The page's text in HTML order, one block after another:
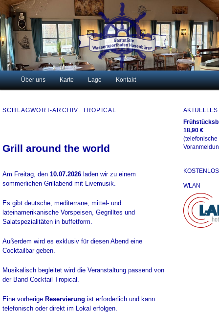
Gaststätte Wassersporthafen
Hasenbüren
Just another WordPress site
Hauptmenü
Zum
Zum
Über uns Karte Lage Kontakt
SCHLAGWORT-ARCHIV: TROPICAL
Grill around the world
Am Freitag, den 10.07.2026 laden wir zu einem
sommerlichen Grillabend mit Livemusik.
Es gibt deutsche, mediterrane, mittel- und
lateinamerikanische Vorspeisen, Gegrilltes und
Salatspezialitäten in buffetform.
Außerdem wird es exklusiv für diesen Abend eine
Cocktailbar geben.
Musikalisch begleitet wird die Veranstaltung passend von
der Band Cocktail Tropical.
Eine vorherige Reservierung ist erforderlich und kann
telefonisch oder direkt im Lokal erfolgen.
AKTUELLES
18,90 €
(telefonische
WLAN